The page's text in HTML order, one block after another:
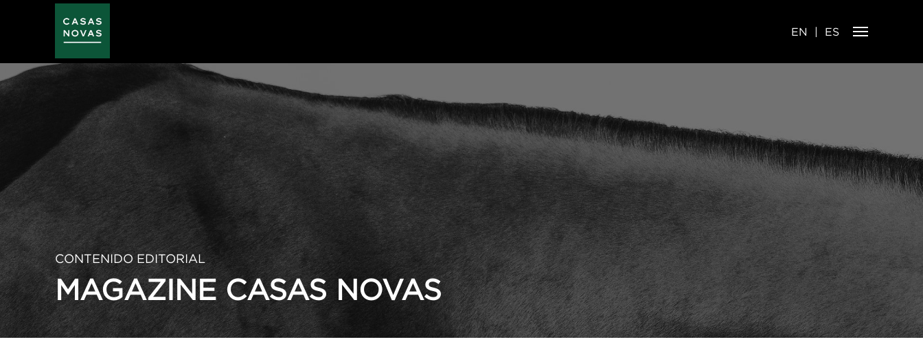
EN ES
CONTENIDO EDITORIAL
MAGAZINE CASAS NOVAS